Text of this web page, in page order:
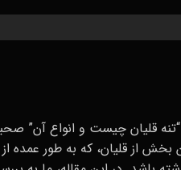
قلیان چیست و انواع آن”
بخش از قلیان، که به طور عمده